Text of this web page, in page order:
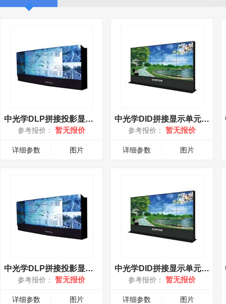
中光学DLP拼接投影显示单元(WG-50MD)
参考报价： 暂无报价
详细参数 图片
中光学DID拼接显示单元(WG-40LWM)
参考报价： 暂无报价
详细参数 图片
中光学DLP拼接投影显示单元(WG-67MD)
参考报价： 暂无报价
详细参数 图片
中光学DID拼接显示单元(WG-46LWH)
参考报价： 暂无报价
详细参数 图片